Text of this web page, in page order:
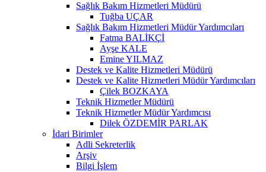
Sağlık Bakım Hizmetleri Müdürü
Tuğba UÇAR
Sağlık Bakım Hizmetleri Müdür Yardımcıları
Fatma BALİKÇİ
Ayşe KALE
Emine YILMAZ
Destek ve Kalite Hizmetleri Müdürü
Destek ve Kalite Hizmetleri Müdür Yardımcıları
Çilek BOZKAYA
Teknik Hizmetler Müdürü
Teknik Hizmetler Müdür Yardımcısı
Dilek ÖZDEMİR PARLAK
İdari Birimler
Adli Sekreterlik
Arşiv
Bilgi İşlem